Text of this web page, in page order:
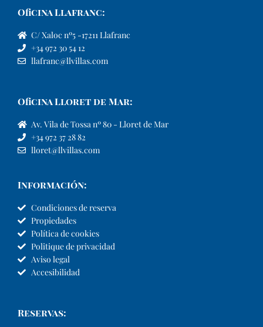
Oficina Llafranc:
C/ Xaloc nº5 -17211 Llafranc
+34 972 30 54 12
llafranc@llvillas.com
Oficina Lloret de Mar:
Av. Vila de Tossa nº 80 - Lloret de Mar
+34 972 37 28 82
lloret@llvillas.com
Información:
Condiciones de reserva
Propiedades
Política de cookies
Politique de privacidad
Aviso legal
Accesibilidad
Reservas: